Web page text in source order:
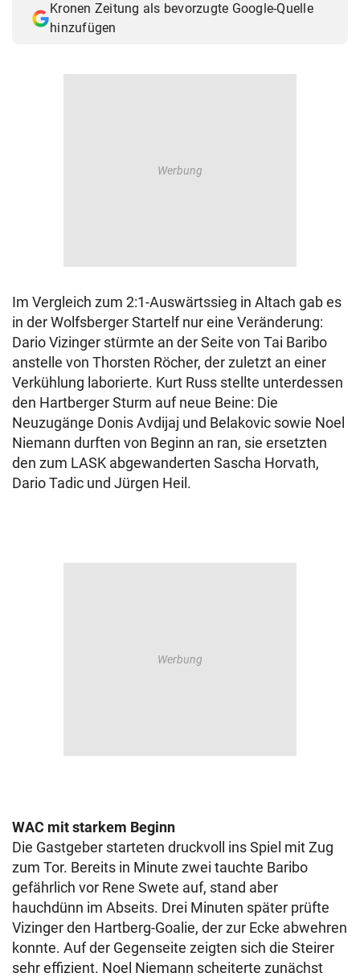
Kronen Zeitung als bevorzugte Google-Quelle
hinzufügen
Im Vergleich zum 2:1-Auswärtssieg in Altach gab es
in der Wolfsberger Startelf nur eine Veränderung:
Dario Vizinger stürmte an der Seite von Tai Baribo
anstelle von Thorsten Röcher, der zuletzt an einer
Verkühlung laborierte. Kurt Russ stellte unterdessen
den Hartberger Sturm auf neue Beine: Die
Neuzugänge Donis Avdijaj und Belakovic sowie Noel
Niemann durften von Beginn an ran, sie ersetzten
den zum LASK abgewanderten Sascha Horvath,
Dario Tadic und Jürgen Heil.
WAC mit starkem Beginn
Die Gastgeber starteten druckvoll ins Spiel mit Zug
zum Tor. Bereits in Minute zwei tauchte Baribo
gefährlich vor Rene Swete auf, stand aber
hauchdünn im Abseits. Drei Minuten später prüfte
Vizinger den Hartberg-Goalie, der zur Ecke abwehren
konnte. Auf der Gegenseite zeigten sich die Steirer
sehr effizient. Noel Niemann scheiterte zunächst